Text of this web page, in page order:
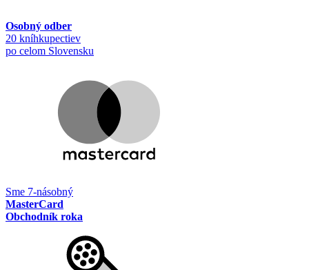
Osobný odber
20 kníhkupectiev
po celom Slovensku
Sme 7-násobný
MasterCard
Obchodník roka